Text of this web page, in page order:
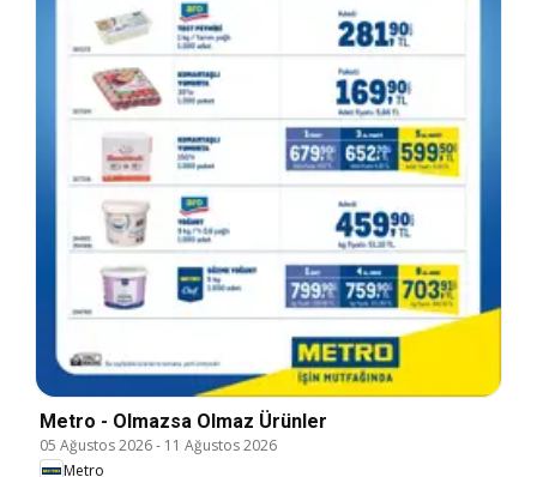
Metro - Olmazsa Olmaz Ürünler
05 Ağustos 2026- 11 Ağustos 2026
Metro